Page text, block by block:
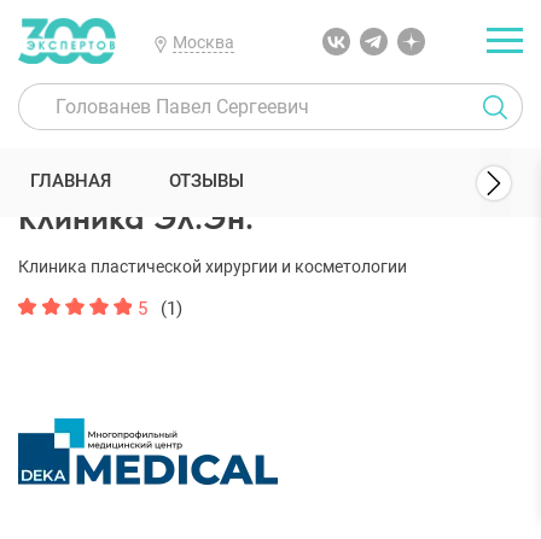
Москва
300 Экспертов Клиники
Клиника Эл.Эн.
Клиника пластической хирургии и косметологии
5 (1)
ГЛАВНАЯ ОТЗЫВЫ